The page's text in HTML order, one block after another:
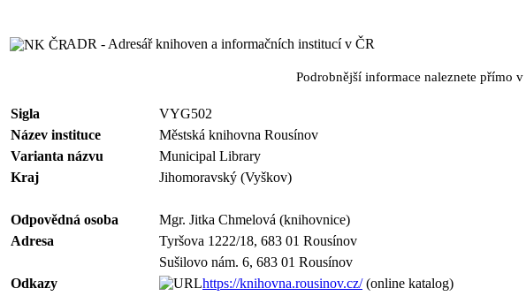
ADR - Adresář knihoven a informačních institucí v ČR
Podrobnější informace naleznete přímo v
Sigla
VYG502
Název instituce
Městská knihovna Rousínov
Varianta názvu
Municipal Library
Kraj
Jihomoravský (Vyškov)
Odpovědná osoba
Mgr. Jitka Chmelová (knihovnice)
Adresa
Tyršova 1222/18, 683 01 Rousínov
Sušilovo nám. 6, 683 01 Rousínov
Odkazy
https://knihovna.rousinov.cz/(online katalog)